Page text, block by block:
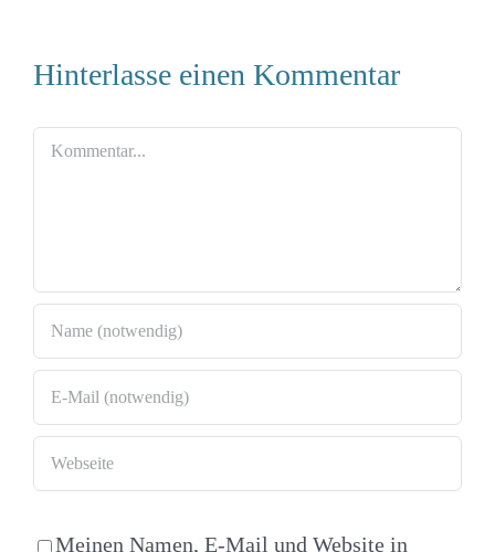
Hinterlasse einen Kommentar
Kommentar
Meinen Namen, E-Mail und Website in